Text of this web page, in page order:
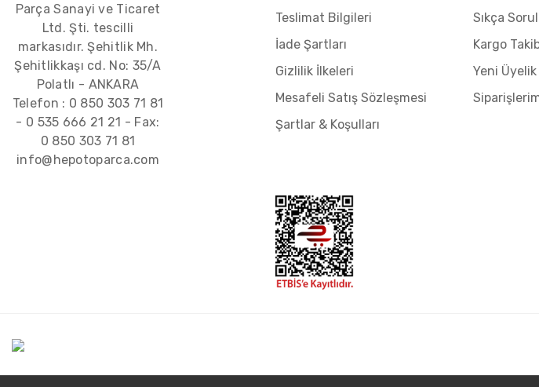
Parça Sanayi ve Ticaret
Ltd. Şti. tescilli
markasıdır. Şehitlik Mh.
Şehitlikkaşı cd. No: 35/A
Polatlı - ANKARA
Telefon : 0 850 303 71 81
- 0 535 666 21 21 - Fax:
0 850 303 71 81
info@hepotoparca.com
Teslimat Bilgileri
İade Şartları
Gizlilik İlkeleri
Mesafeli Satış Sözleşmesi
Şartlar & Koşulları
Sıkça
Kargo
Yeni Üyelik